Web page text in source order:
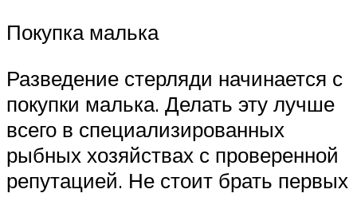
Покупка малька
Разведение стерляди начинается с
покупки малька. Делать эту лучше
всего в специализированных
рыбных хозяйствах с проверенной
репутацией. Не стоит брать первых